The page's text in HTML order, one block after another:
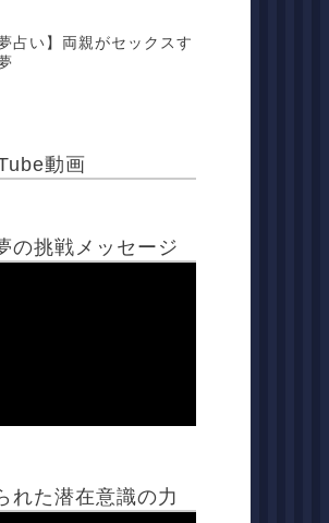
夢占い】両親がセックスす
動画
の挑戦メッセージ
れた潜在意識の力